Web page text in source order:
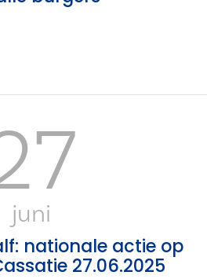
juni
nationale actie op
27.06.2025